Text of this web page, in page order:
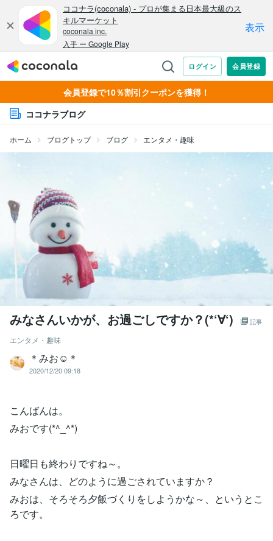
会員登録で10％割引クーポンを獲得！
ココナラブログ
ホーム ブログトップ ブログ エンタメ・趣味
みなさんいかが、お過ごしですか？(*‘∀‘) 記事
エンタメ・趣味
＊みお☺︎＊
2020/12/20 09:18
こんばんは。
みおです(*^_^*)
日曜日も終わりですね～。
みなさんは、どのように過ごされていますか？
みおは、そろそろ夕飯づくりをしようかな～、というとこ
ろです。